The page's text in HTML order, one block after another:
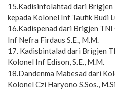
15.Kadisinfolahtad dari Brigjen
kepada Kolonel Inf Taufik Budi
16.Kadispenad dari Brigjen
Inf Nefra Firdaus S.E., M.M.
17. Kadisbintalad dari Brigjen
Kolonel Inf Edison, S.E., M.M.
18.Dandenma Mabesad dari
Kolonel Czi Haryono S.Sos., M.Si